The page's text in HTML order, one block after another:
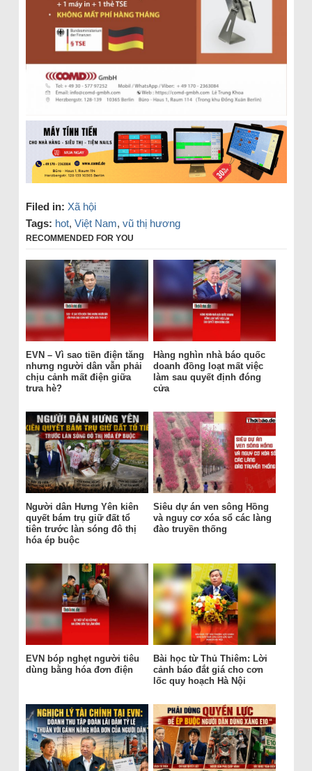
Filed in: Xã hội
Tags: hot, Việt Nam, vũ thị hương
RECOMMENDED FOR YOU
EVN – Vì sao tiền điện tăng
nhưng người dân vẫn phải
chịu cảnh mất điện giữa
trưa hè?
Hàng nghìn nhà báo quốc
doanh đồng loạt mất việc
làm sau quyết định đóng
cửa
Người dân Hưng Yên kiên
quyết bám trụ giữ đất tổ
tiên trước làn sóng đô thị
hóa ép buộc
Siêu dự án ven sông Hồng
và nguy cơ xóa sổ các làng
đào truyền thống
EVN bóp nghẹt người tiêu
dùng bằng hóa đơn điện
Bài học từ Thủ Thiêm: Lời
cảnh báo đắt giá cho cơn
lốc quy hoạch Hà Nội